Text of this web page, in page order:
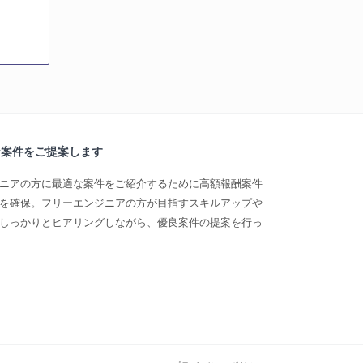
件をご提案します
アの方に最適な案件をご紹介するために高額報酬案件
確保。フリーエンジニアの方が目指すスキルアップや
っかりとヒアリングしながら、優良案件の提案を行っ